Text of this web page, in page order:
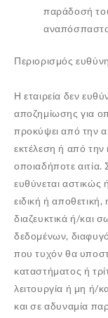
παράδοσή
αναπόσπαστα
Περιορισμός
Η εταιρεία δεν
αποζημίωσης για
προκύψει από την
εκτέλεση ή από την
οποιαδήποτε αιτία.
ευθύνεται αστικώς
ειδική ή αποθετική,
διαζευκτικά ή/και
δεδομένων,
που τυχόν θα
καταστήματος ή
λειτουργία ή μη ή/
και σε αδυναμία